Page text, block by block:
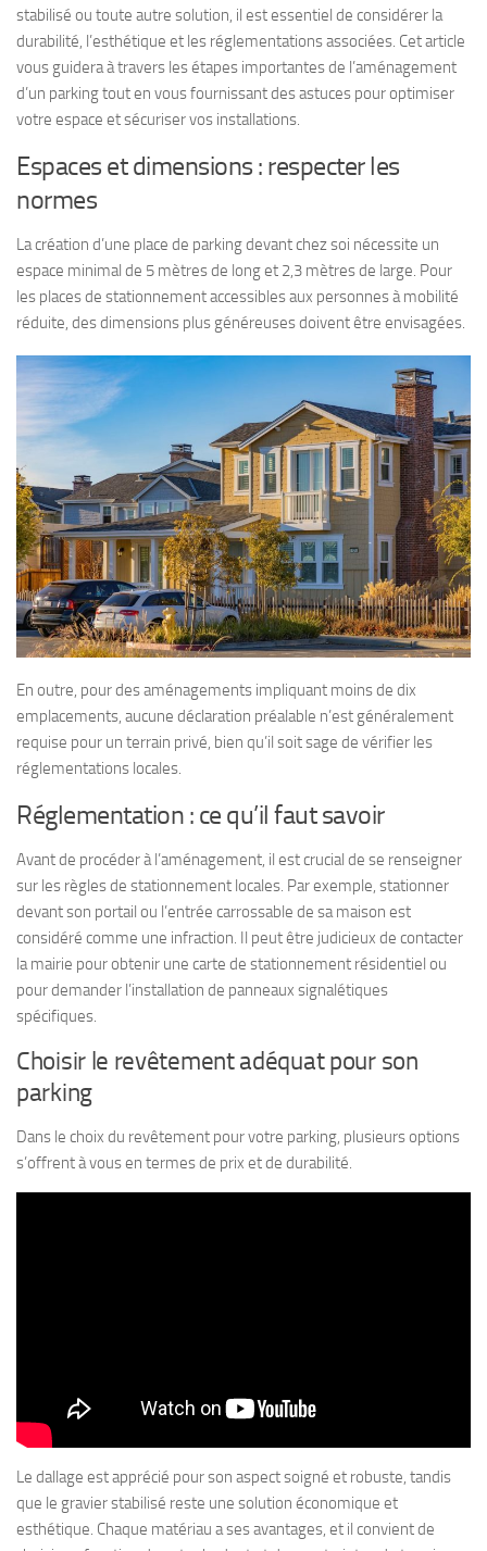
stabilisé ou toute autre solution, il est essentiel de considérer la
durabilité, l’esthétique et les réglementations associées. Cet article
vous guidera à travers les étapes importantes de l’aménagement
d’un parking tout en vous fournissant des astuces pour optimiser
votre espace et sécuriser vos installations.
Espaces et dimensions : respecter les
normes
La création d’une place de parking devant chez soi nécessite un
espace minimal de 5 mètres de long et 2,3 mètres de large. Pour
les places de stationnement accessibles aux personnes à mobilité
réduite, des dimensions plus généreuses doivent être envisagées.
En outre, pour des aménagements impliquant moins de dix
emplacements, aucune déclaration préalable n’est généralement
requise pour un terrain privé, bien qu’il soit sage de vérifier les
réglementations locales.
Réglementation : ce qu’il faut savoir
Avant de procéder à l’aménagement, il est crucial de se renseigner
sur les règles de stationnement locales. Par exemple, stationner
devant son portail ou l’entrée carrossable de sa maison est
considéré comme une infraction. Il peut être judicieux de contacter
la mairie pour obtenir une carte de stationnement résidentiel ou
pour demander l’installation de panneaux signalétiques
spécifiques.
Choisir le revêtement adéquat pour son
parking
Dans le choix du revêtement pour votre parking, plusieurs options
s’offrent à vous en termes de prix et de durabilité.
Le dallage est apprécié pour son aspect soigné et robuste, tandis
que le gravier stabilisé reste une solution économique et
esthétique. Chaque matériau a ses avantages, et il convient de